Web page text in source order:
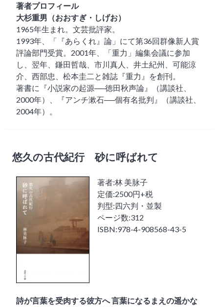
著者プロフィール
大杉重男（おおすぎ・しげお）
1965年生まれ。文芸批評家。
1993年、「『あらくれ』論」にて第36回群像新人賞
評論部門受賞。2001年、「重力」編集会議に参加
し、翌年、鎌田哲哉、市川真人、井土紀州、可能涼
介、西部忠、松本圭二と雑誌『重力』を創刊。
著書に『小説家の起源──徳田秋声論』（講談社、
2000年）、『アンチ漱石──個有名批判』（講談社、
2004年）。
悠久の古代紀行 砂に呼ばれて
著者:林 美脉子
定価:2500円+税
判型:四六判・並製
ページ数:312
ISBN:978-4-908568-43-5
詩が言葉を受肉する彼方へ言葉になるまえの遥かな